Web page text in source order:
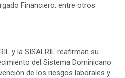
Financiero, entre otros
y la SISALRIL reafirman su
del Sistema Dominicano
de los riesgos laborales y